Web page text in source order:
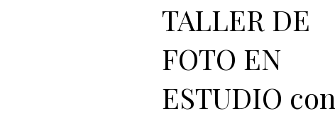
TALLER DE
FOTO EN
ESTUDIO con